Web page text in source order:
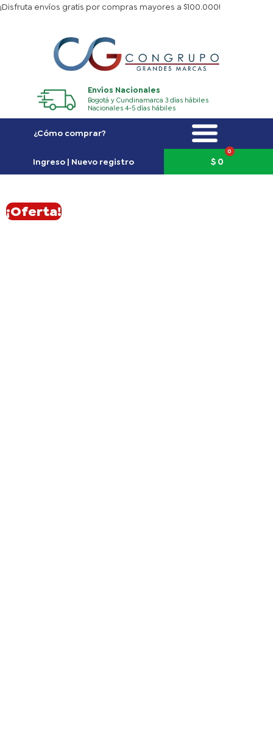
Ir
¡Disfruta envíos gratis por compras mayores a $100.000!
Envíos Nacionales
Bogotá y Cundinamarca 3 días hábiles
Nacionales 4-5 días hábiles
¿Cómo comprar?
Ingreso | Nuevo registro $0
0
Carrito
¡Oferta!